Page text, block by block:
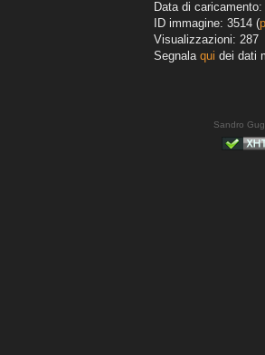
Data di
ID immagine: 3514 (
Visualizzazioni: 287
Segnala qui dei dati
Sandro